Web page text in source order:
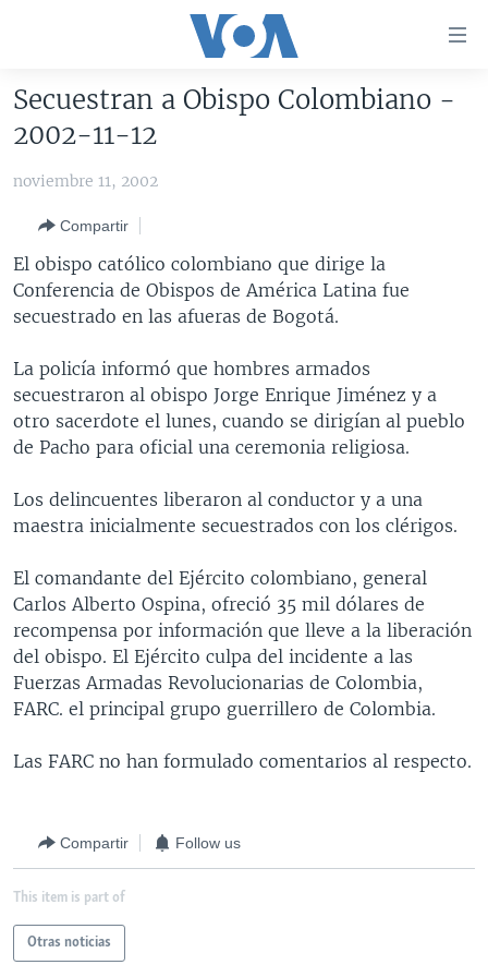
accesibilidad
contenido
Salte
navegador
principal
Salte
búsqueda
AMÉRICA DEL NORTE
HAITÍ
ELECCIONES EEUU
VOTO DIVIDIDO
VOA VERIFICA
VOA VERIFICA UCRANIA/RUSIA
VOA VERIFICA INMIGRACIÓN
VOA VERIFICA AMÉRICA LATINA
AMÉRICA LATINA
ARGENTINA
BOLIVIA
CHILE
PERÚ
VENEZUELA
CHINA EN AMÉRICA LATINA
CENTROAMÉRICA
EL SALVADOR
GUATEMALA
NICARAGUA
INMIGRACIÓN
LIBERTAD DE PRENSA
ECONOMÍA
TECNOLOGÍA
DEPORTES
CIENCIA Y SALUD
ESPECIALES DE LA VOA
LIBERTAD DE PRENSA
MULTIMEDIA
FOTOGRAFÍA
AUDIOS
EL MUNDO AL DÍA
FORO INTERAMERICANO
VISIÓN 360
LAS CLAVES
RADIO
AVANCE INFORMATIVO
AUDIONOTICIAS
BUENOS DÍAS AMÉRICA
NOTA ECONÓMICA
ENTRETENIMIENTO
DIRECT
DOCUMENTALES DE LA VOA
Learning English
Secuestran a Obispo Colombiano -
2002-11-12
noviembre 11, 2002
Compartir
El obispo católico colombiano que dirige la
Conferencia de Obispos de América Latina fue
secuestrado en las afueras de Bogotá.
La policía informó que hombres armados
secuestraron al obispo Jorge Enrique Jiménez y a
otro sacerdote el lunes, cuando se dirigían al pueblo
de Pacho para oficial una ceremonia religiosa.
Los delincuentes liberaron al conductor y a una
maestra inicialmente secuestrados con los clérigos.
El comandante del Ejército colombiano, general
Carlos Alberto Ospina, ofreció 35 mil dólares de
recompensa por información que lleve a la liberación
del obispo. El Ejército culpa del incidente a las
Fuerzas Armadas Revolucionarias de Colombia,
FARC. el principal grupo guerrillero de Colombia.
Las FARC no han formulado comentarios al respecto.
Compartir Follow us
This item is part of
Otras noticias